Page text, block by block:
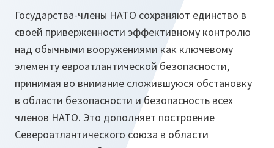
Государства-члены НАТО сохраняют единство в
своей приверженности эффективному контролю
над обычными вооружениями как ключевому
элементу евроатлантической безопасности,
принимая во внимание сложившуюся обстановку
в области безопасности и безопасность всех
членов НАТО. Это дополняет построение
Североатлантического союза в области